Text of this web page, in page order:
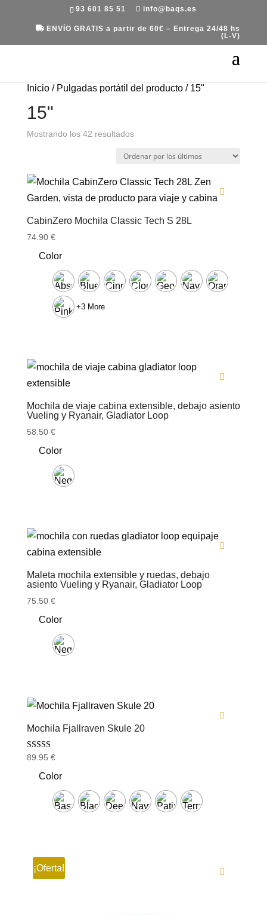
93 601 85 51 info@baqs.es
ENVÍO GRATIS a partir de 60€ – Entrega 24/48 hs
(L-V)
Inicio/ Pulgadas portátil del producto / 15"
15"
Mostrando los 42 resultadosOrdenado
los
CabinZero Mochila Classic Tech S 28L
74.90 €
Color
+3 More
Mochila de viaje cabina extensible, debajo asiento
Vueling y Ryanair, Gladiator Loop
58.50 €
Color
Maleta mochila extensible y ruedas, debajo
asiento Vueling y Ryanair, Gladiator Loop
75.50 €
Color
Mochila Fjallraven Skule 20
Valorado con
de 5
89.95 €
Color
¡Oferta!